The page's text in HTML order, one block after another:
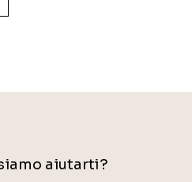
aiutarti?